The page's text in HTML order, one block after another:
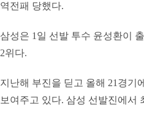
역전패 당했다.
삼성은 1일 선발 투수 윤성환이
2위다.
지난해 부진을 딛고 올해 21경기
보여주고 있다. 삼성 선발진에서